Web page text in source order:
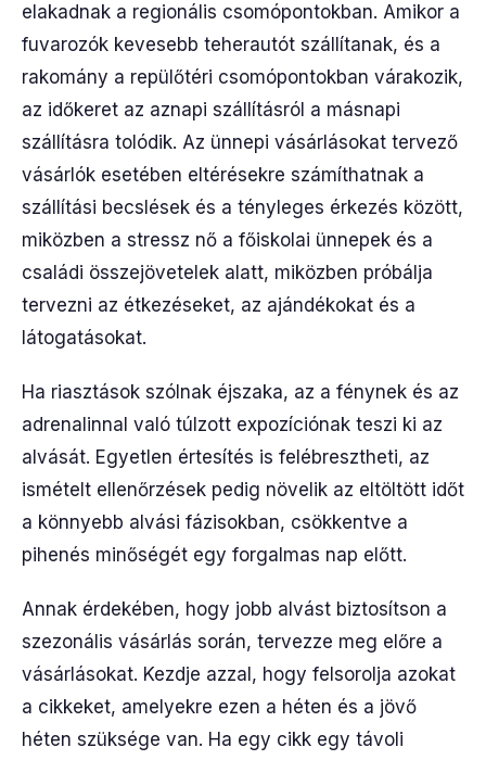
elakadnak a regionális csomópontokban. Amikor a
fuvarozók kevesebb teherautót szállítanak, és a
rakomány a repülőtéri csomópontokban várakozik,
az időkeret az aznapi szállításról a másnapi
szállításra tolódik. Az ünnepi vásárlásokat tervező
vásárlók esetében eltérésekre számíthatnak a
szállítási becslések és a tényleges érkezés között,
miközben a stressz nő a főiskolai ünnepek és a
családi összejövetelek alatt, miközben próbálja
tervezni az étkezéseket, az ajándékokat és a
látogatásokat.
Ha riasztások szólnak éjszaka, az a fénynek és az
adrenalinnal való túlzott expozíciónak teszi ki az
alvását. Egyetlen értesítés is felébresztheti, az
ismételt ellenőrzések pedig növelik az eltöltött időt
a könnyebb alvási fázisokban, csökkentve a
pihenés minőségét egy forgalmas nap előtt.
Annak érdekében, hogy jobb alvást biztosítson a
szezonális vásárlás során, tervezze meg előre a
vásárlásokat. Kezdje azzal, hogy felsorolja azokat
a cikkeket, amelyekre ezen a héten és a jövő
héten szüksége van. Ha egy cikk egy távoli